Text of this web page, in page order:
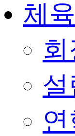
체
연